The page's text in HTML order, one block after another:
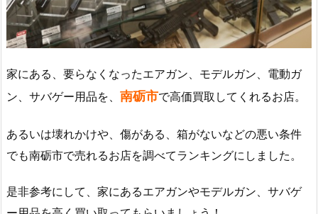
家にある、要らなくなったエアガン、モデルガン、電動ガ
ン、サバゲー用品を、 南砺市で高価買取してくれるお店。
あるいは壊れかけや、傷がある、箱がないなどの悪い条件
でも南砺市で売れるお店を調べてランキングにしました。
是非参考にして、家にあるエアガンやモデルガン、サバゲ